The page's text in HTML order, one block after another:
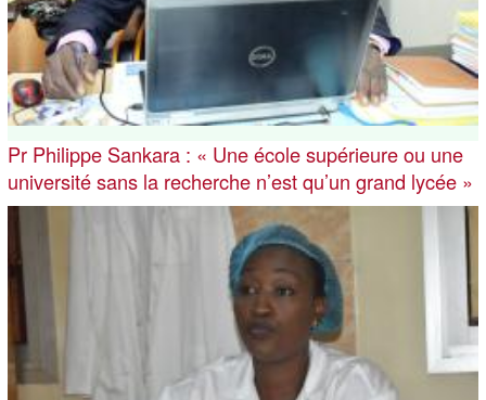
Pr Philippe Sankara : « Une école supérieure ou une
université sans la recherche n’est qu’un grand lycée »